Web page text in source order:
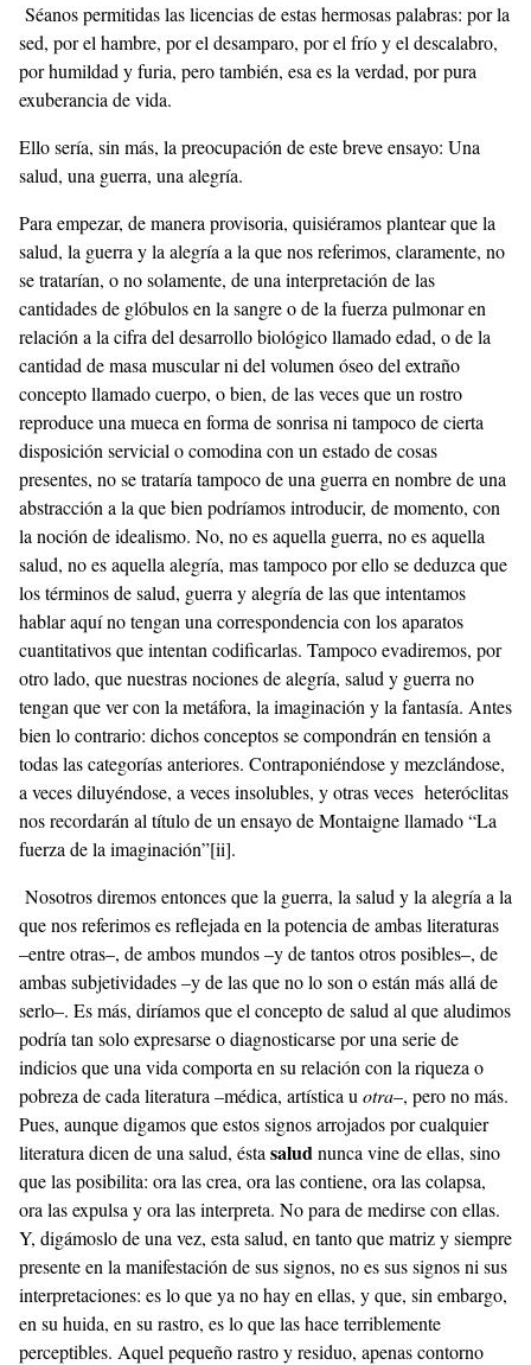
Séanos permitidas las licencias de estas hermosas palabras: por la
sed, por el hambre, por el desamparo, por el frío y el descalabro,
por humildad y furia, pero también, esa es la verdad, por pura
exuberancia de vida.
Ello sería, sin más, la preocupación de este breve ensayo: Una
salud, una guerra, una alegría.
Para empezar, de manera provisoria, quisiéramos plantear que la
salud, la guerra y la alegría a la que nos referimos, claramente, no
se tratarían, o no solamente, de una interpretación de las
cantidades de glóbulos en la sangre o de la fuerza pulmonar en
relación a la cifra del desarrollo biológico llamado edad, o de la
cantidad de masa muscular ni del volumen óseo del extraño
concepto llamado cuerpo, o bien, de las veces que un rostro
reproduce una mueca en forma de sonrisa ni tampoco de cierta
disposición servicial o comodina con un estado de cosas
presentes, no se trataría tampoco de una guerra en nombre de una
abstracción a la que bien podríamos introducir, de momento, con
la noción de idealismo. No, no es aquella guerra, no es aquella
salud, no es aquella alegría, mas tampoco por ello se deduzca que
los términos de salud, guerra y alegría de las que intentamos
hablar aquí no tengan una correspondencia con los aparatos
cuantitativos que intentan codificarlas. Tampoco evadiremos, por
otro lado, que nuestras nociones de alegría, salud y guerra no
tengan que ver con la metáfora, la imaginación y la fantasía. Antes
bien lo contrario: dichos conceptos se compondrán en tensión a
todas las categorías anteriores. Contraponiéndose y mezclándose,
a veces diluyéndose, a veces insolubles, y otras veces heteróclitas
nos recordarán al título de un ensayo de Montaigne llamado “La
fuerza de la imaginación”[ii].
Nosotros diremos entonces que la guerra, la salud y la alegría a la
que nos referimos es reflejada en la potencia de ambas literaturas
–entre otras–, de ambos mundos –y de tantos otros posibles–, de
ambas subjetividades –y de las que no lo son o están más allá de
serlo–. Es más, diríamos que el concepto de salud al que aludimos
podría tan solo expresarse o diagnosticarse por una serie de
indicios que una vida comporta en su relación con la riqueza o
pobreza de cada literatura –médica, artística u otra–, pero no más.
Pues, aunque digamos que estos signos arrojados por cualquier
literatura dicen de una salud, ésta saludnunca vine de ellas, sino
que las posibilita: ora las crea, ora las contiene, ora las colapsa,
ora las expulsa y ora las interpreta. No para de medirse con ellas.
Y, digámoslo de una vez, esta salud, en tanto que matriz y siempre
presente en la manifestación de sus signos, no es sus signos ni sus
interpretaciones: es lo que ya no hay en ellas, y que, sin embargo,
en su huida, en su rastro, es lo que las hace terriblemente
perceptibles. Aquel pequeño rastro y residuo, apenas contorno